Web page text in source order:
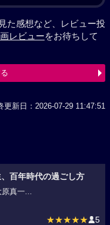
た感想など、レビュー投
レビューをお待ちして
更新日：2026-07-29 11:47:51
百年時代の過ごし方
真一...
★★★★★ 5